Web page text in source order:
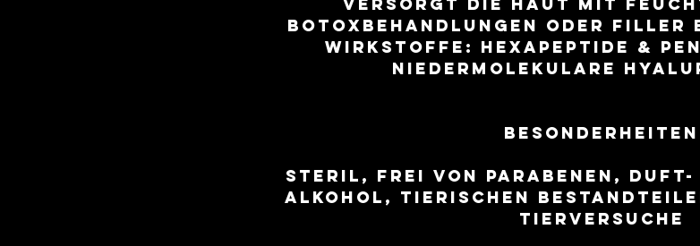
Botoxbehandlungen oder Filler
Wirkstoffe: Hexapeptide &
Niedermolekulare
Besonderheiten
Steril, frei von Parabenen,
Alkohol, tierischen
Tierversuche